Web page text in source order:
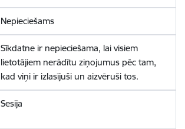
Nepieciešams
Sīkdatne ir nepieciešama, lai visiem
lietotājiem nerādītu ziņojumus pēc tam,
kad viņi ir izlasījuši un aizvēruši tos.
Sesija